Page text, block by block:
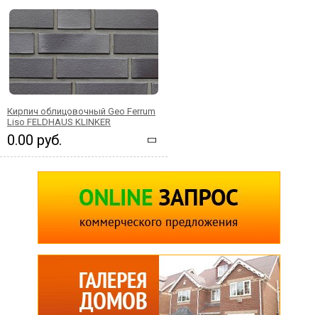
Кирпич облицовочный Geo Ferrum
Liso FELDHAUS KLINKER
0.00 руб.